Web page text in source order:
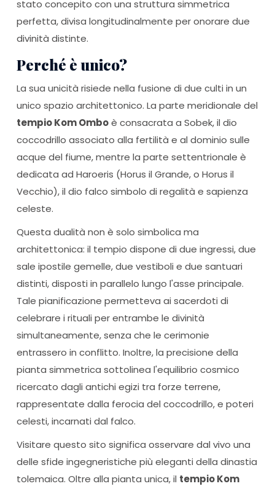
stato concepito con una struttura simmetrica
perfetta, divisa longitudinalmente per onorare due
divinità distinte.
Perché è unico?
La sua unicità risiede nella fusione di due culti in un
unico spazio architettonico. La parte meridionale del
tempio Kom Omboè consacrata a Sobek, il dio
coccodrillo associato alla fertilità e al dominio sulle
acque del fiume, mentre la parte settentrionale è
dedicata ad Haroeris (Horus il Grande, o Horus il
Vecchio), il dio falco simbolo di regalità e sapienza
celeste.
Questa dualità non è solo simbolica ma
architettonica: il tempio dispone di due ingressi, due
sale ipostile gemelle, due vestiboli e due santuari
distinti, disposti in parallelo lungo l'asse principale.
Tale pianificazione permetteva ai sacerdoti di
celebrare i rituali per entrambe le divinità
simultaneamente, senza che le cerimonie
entrassero in conflitto. Inoltre, la precisione della
pianta simmetrica sottolinea l'equilibrio cosmico
ricercato dagli antichi egizi tra forze terrene,
rappresentate dalla ferocia del coccodrillo, e poteri
celesti, incarnati dal falco.
Visitare questo sito significa osservare dal vivo una
delle sfide ingegneristiche più eleganti della dinastia
tolemaica. Oltre alla pianta unica, il tempio Kom